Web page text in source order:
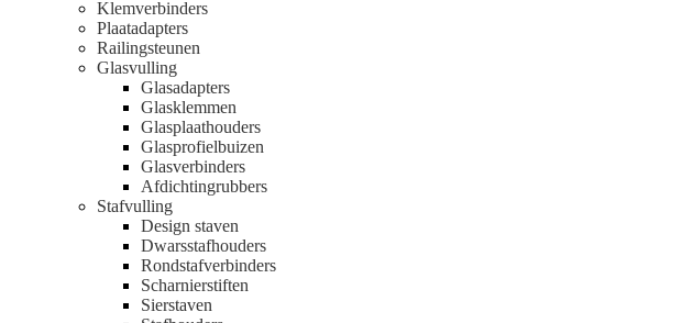
Klemverbinders
Plaatadapters
Railingsteunen
Glasvulling
Glasadapters
Glasklemmen
Glasplaathouders
Glasprofielbuizen
Glasverbinders
Afdichtingrubbers
Stafvulling
Design staven
Dwarsstafhouders
Rondstafverbinders
Scharnierstiften
Sierstaven